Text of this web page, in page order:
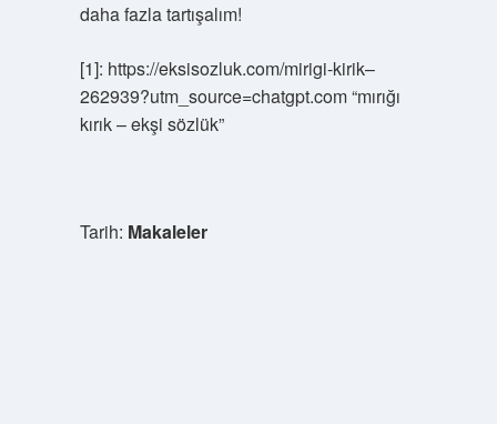
daha fazla tartışalım!
[1]: https://eksisozluk.com/mirigi-kirik–
262939?utm_source=chatgpt.com “mırığı
kırık – ekşi sözlük”
Tarih: Makaleler